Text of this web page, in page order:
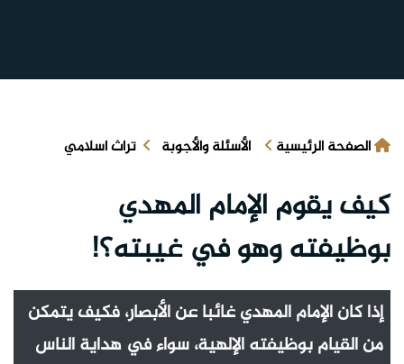
الصفحة الرئيسية الأسئلة والأجوبة تراث اسلامي
كيف يقوم الإمام المهدي
بوظيفته وهو في غيبته؟!
إذا كان الإمام المهدي غائبا عن الأبصار، فكيف يتمكن
من القيام بوظيفته الإلهية، سواء في هداية الناس